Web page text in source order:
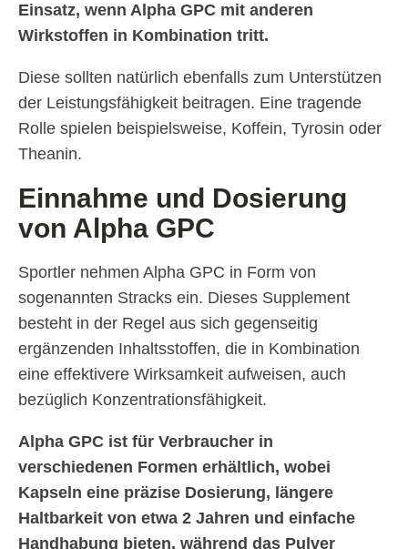
Einsatz, wenn Alpha GPC mit anderen
Wirkstoffen in Kombination tritt.
Diese sollten natürlich ebenfalls zum Unterstützen
der Leistungsfähigkeit beitragen. Eine tragende
Rolle spielen beispielsweise, Koffein, Tyrosin oder
Theanin.
Einnahme und Dosierung
von Alpha GPC
Sportler nehmen Alpha GPC in Form von
sogenannten Stracks ein. Dieses Supplement
besteht in der Regel aus sich gegenseitig
ergänzenden Inhaltsstoffen, die in Kombination
eine effektivere Wirksamkeit aufweisen, auch
bezüglich Konzentrationsfähigkeit.
Alpha GPC ist für Verbraucher in
verschiedenen Formen erhältlich, wobei
Kapseln eine präzise Dosierung, längere
Haltbarkeit von etwa 2 Jahren und einfache
Handhabung bieten, während das Pulver